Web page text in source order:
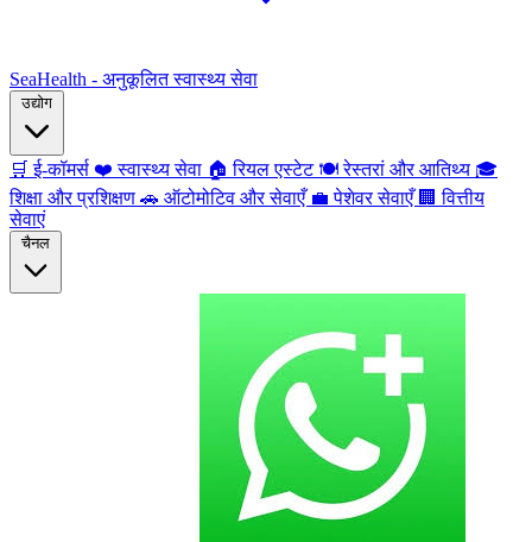
SeaHealth - अनुकूलित स्वास्थ्य सेवा
🛒 ई-कॉमर्स ❤️ स्वास्थ्य सेवा 🏠 रियल एस्टेट 🍽️रेस्तरां और आतिथ्य 🎓
शिक्षा और प्रशिक्षण 🚗 ऑटोमोटिव और सेवाएँ 💼 पेशेवर सेवाएँ 🏢 वित्तीय
सेवाएं